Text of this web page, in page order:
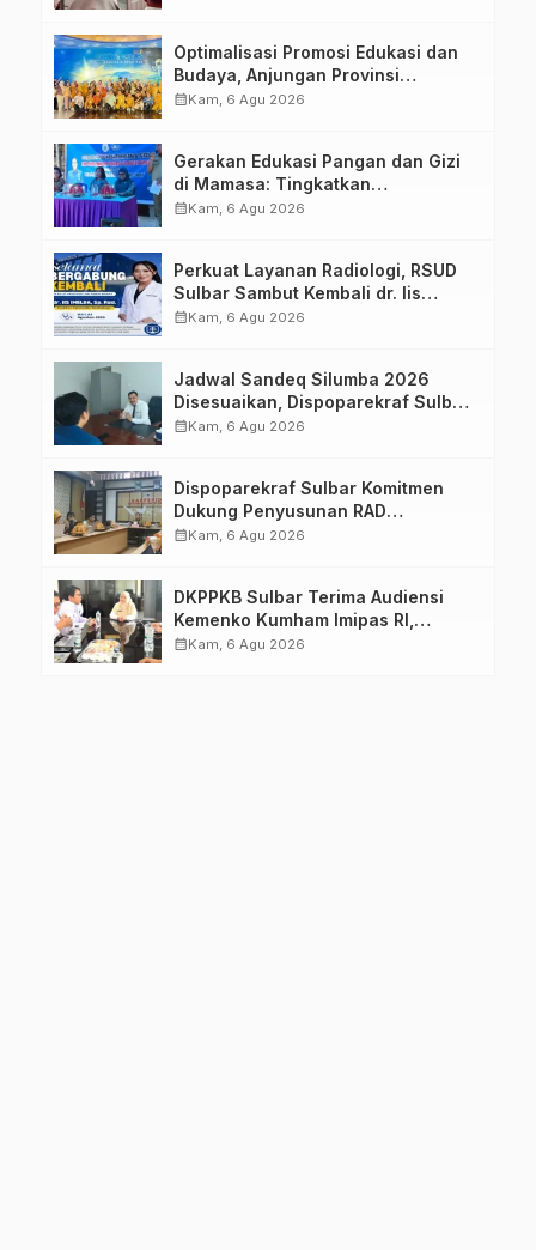
Optimalisasi Promosi Edukasi dan
Budaya, Anjungan Provinsi
Sulawesi Barat Perkuat Kolaborasi
calendar_monthKam, 6 Agu 2026
Gerakan Edukasi Pangan dan Gizi
di Mamasa: Tingkatkan
Pengetahuan dan Keterampilan
calendar_monthKam, 6 Agu 2026
Perkuat Layanan Radiologi, RSUD
Sulbar Sambut Kembali dr. Iis
Imelda, Sp.Rad
calendar_monthKam, 6 Agu 2026
Jadwal Sandeq Silumba 2026
Disesuaikan, Dispoparekraf Sulbar
Pastikan Persiapan Tetap
calendar_monthKam, 6 Agu 2026
Dispoparekraf Sulbar Komitmen
Dukung Penyusunan RAD
TPB/SDGs Sulawesi Barat
calendar_monthKam, 6 Agu 2026
DKPPKB Sulbar Terima Audiensi
Kemenko Kumham Imipas RI,
Perkuat Pelayanan Kesehatan bagi
calendar_monthKam, 6 Agu 2026